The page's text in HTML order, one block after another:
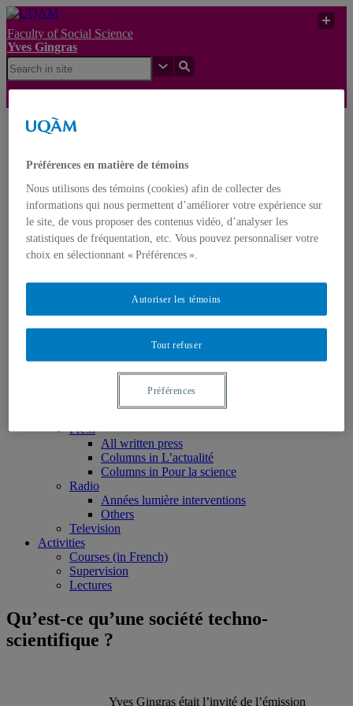
Faculty of Social Science
Yves Gingras
Français
English
Home
About Yves Gingras
Awards
Nominations
Publications
Books
Edited volumes
Monographs
Peer reviewed articles
Press
All written press
Columns in L’actualité
Columns in Pour la science
Radio
Années lumière interventions
Others
Television
Activities
Courses (in French)
Supervision
Lectures
Qu’est-ce qu’une société techno-
scientifique ?
Yves Gingras était l’invité de l’émission
Préférences en matière de témoins
Nous utilisons des témoins (cookies) afin de collecter des
informations qui nous permettent d’améliorer votre expérience sur
le site, de vous proposer des contenus vidéo, d’analyser les
statistiques de fréquentation, etc. Vous pouvez personnaliser votre
choix en sélectionnant « Préférences ».
Tout refuser
Autoriser les témoins
Préférences